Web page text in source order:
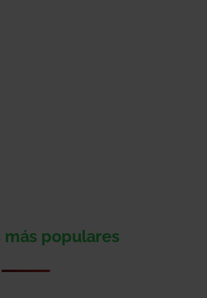
más populares